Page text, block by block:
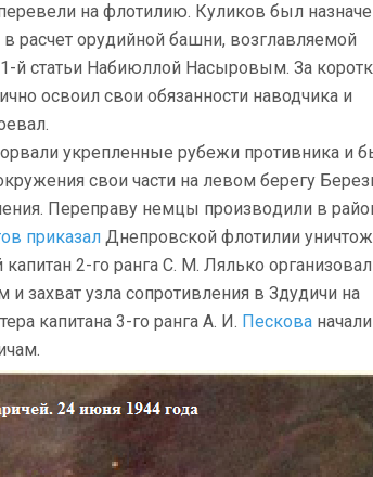
на флотилию. Куликов был
в расчет орудийной башни, возглавляемой
й статьи Набиюллой Насыровым. За
освоил свои обязанности на­водчика и
укреплен­ные рубежи противника и
свои части на левом берегу
Переправу немцы произво­дили в
приказал Днепровской флотилии
2-го ранга С. М. Лялько организовал
захват узла сопротив­ления в Здудичи на
капитана 3-го ранга А. И. Пескова начали